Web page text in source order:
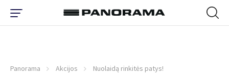
Panorama Akcijos Nuolaidą rinkitės patys!